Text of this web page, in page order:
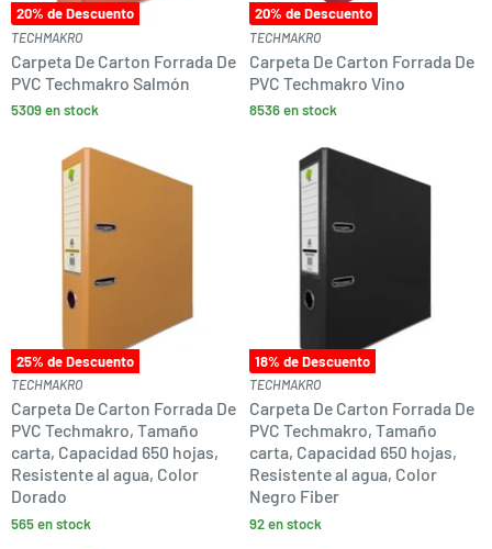
20% de Descuento
TECHMAKRO
Carpeta De Carton Forrada De
PVC Techmakro Salmón
5309 en stock
20% de Descuento
TECHMAKRO
Carpeta De Carton Forrada De
PVC Techmakro Vino
8536 en stock
25% de Descuento
TECHMAKRO
Carpeta De Carton Forrada De
PVC Techmakro, Tamaño
carta, Capacidad 650 hojas,
Resistente al agua, Color
Dorado
565 en stock
18% de Descuento
TECHMAKRO
Carpeta De Carton Forrada De
PVC Techmakro, Tamaño
carta, Capacidad 650 hojas,
Resistente al agua, Color
Negro Fiber
92 en stock